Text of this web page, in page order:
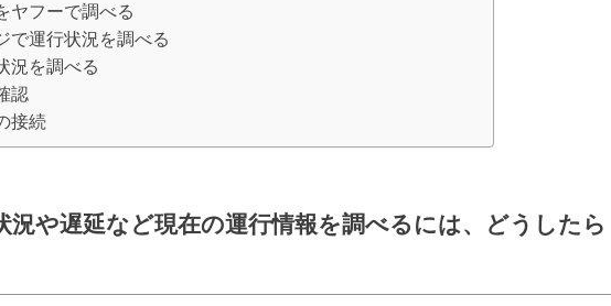
ヤフーで調べる
で運行状況を調べる
況を調べる
認
接続
況や遅延など現在の運行情報を調べるには、どうしたら